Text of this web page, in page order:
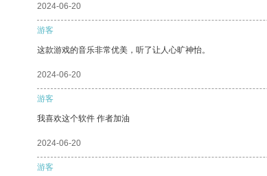
2024-06-20
游客
这款游戏的音乐非常优美，听了让人心旷神怡。
2024-06-20
游客
我喜欢这个软件 作者加油
2024-06-20
游客